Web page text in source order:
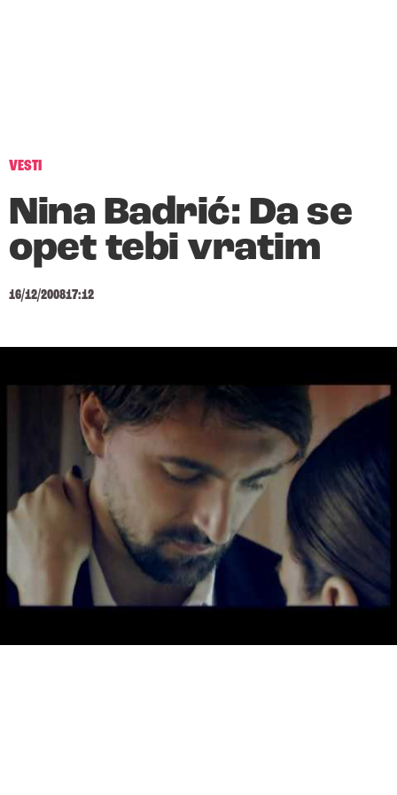
VESTI
Nina Badrić: Da se
opet tebi vratim
16/12/200817:12